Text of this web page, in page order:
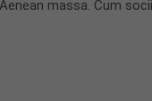
massa. Cum